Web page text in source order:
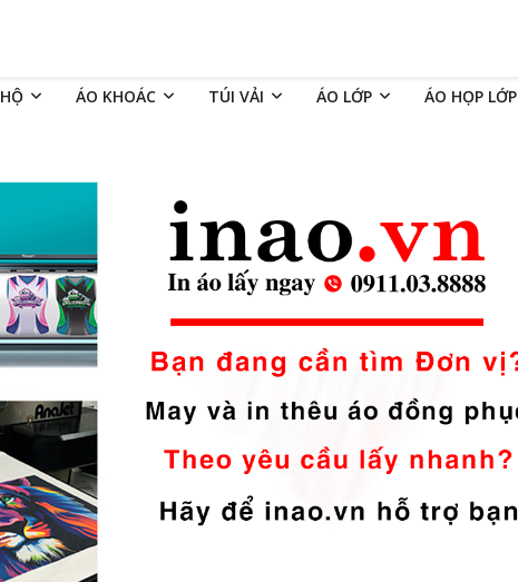
ÁO KHOÁC TÚI VẢI ÁO LỚP ÁO HỌP LỚP